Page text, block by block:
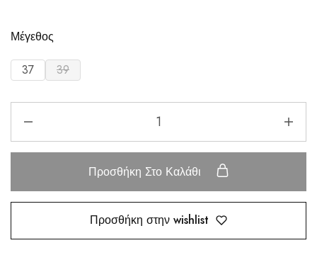
Μέγεθος
37 39
Προσθήκη Στο Καλάθι
Προσθήκη στην wishlist